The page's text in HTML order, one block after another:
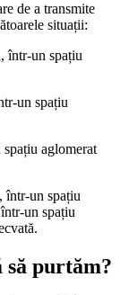
de a transmite
situații:
într-un spațiu
un spațiu
aglomerat
într-un spațiu
un spațiu
să purtăm?